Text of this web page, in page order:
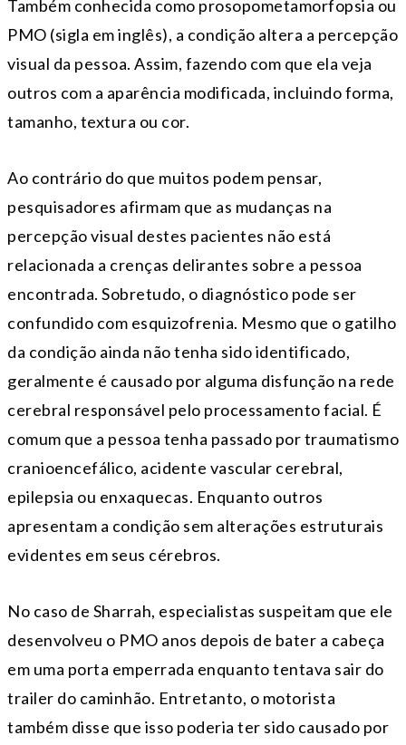
Também conhecida como prosopometamorfopsia ou
PMO (sigla em inglês), a condição altera a percepção
visual da pessoa. Assim, fazendo com que ela veja
outros com a aparência modificada, incluindo forma,
tamanho, textura ou cor.
Ao contrário do que muitos podem pensar,
pesquisadores afirmam que as mudanças na
percepção visual destes pacientes não está
relacionada a crenças delirantes sobre a pessoa
encontrada. Sobretudo, o diagnóstico pode ser
confundido com esquizofrenia. Mesmo que o gatilho
da condição ainda não tenha sido identificado,
geralmente é causado por alguma disfunção na rede
cerebral responsável pelo processamento facial. É
comum que a pessoa tenha passado por traumatismo
cranioencefálico, acidente vascular cerebral,
epilepsia ou enxaquecas. Enquanto outros
apresentam a condição sem alterações estruturais
evidentes em seus cérebros.
No caso de Sharrah, especialistas suspeitam que ele
desenvolveu o PMO anos depois de bater a cabeça
em uma porta emperrada enquanto tentava sair do
trailer do caminhão. Entretanto, o motorista
também disse que isso poderia ter sido causado por